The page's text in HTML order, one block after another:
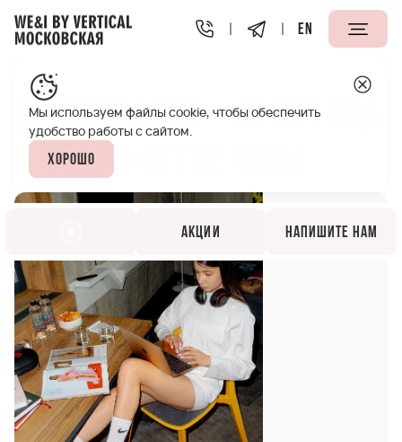
EN
Vertical We&I Московская Петербург
Проживание + практика
в апарт-отеле WE&I
Мы используем файлы cookie, чтобы обеспечить
удобство работы с сайтом.
Хорошо
Акции Напишите нам